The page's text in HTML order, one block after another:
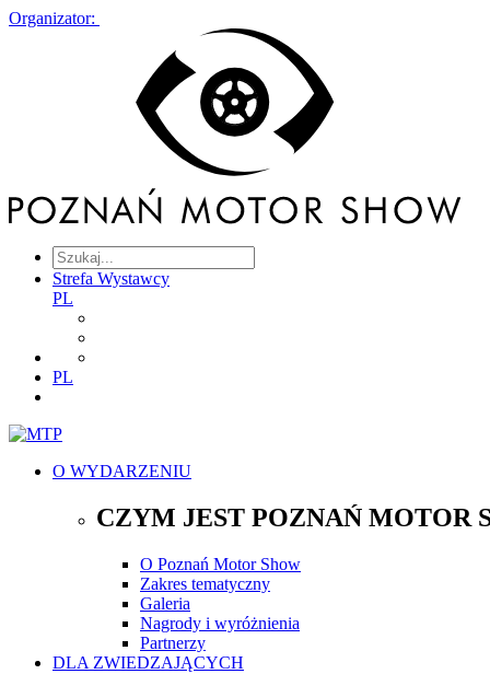
Organizator:
Strefa Wystawcy
PL
PL
O WYDARZENIU
CZYM JEST POZNAŃ MOTOR
O Poznań Motor Show
Zakres tematyczny
Galeria
Nagrody i wyróżnienia
Partnerzy
DLA ZWIEDZAJĄCYCH